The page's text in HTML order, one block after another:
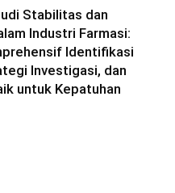
Stabilitas dan
Industri Farmasi:
Identifikasi
Investigasi, dan
untuk Kepatuhan